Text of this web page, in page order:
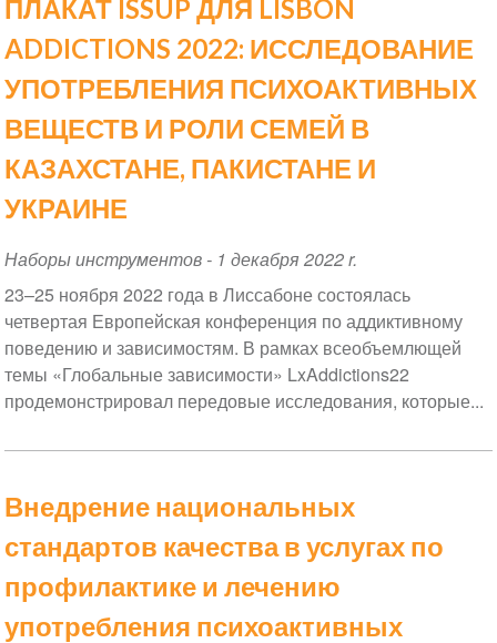
ПЛАКАТ ISSUP ДЛЯ LISBON
ADDICTIONS 2022: ИССЛЕДОВАНИЕ
УПОТРЕБЛЕНИЯ ПСИХОАКТИВНЫХ
ВЕЩЕСТВ И РОЛИ СЕМЕЙ В
КАЗАХСТАНЕ, ПАКИСТАНЕ И
УКРАИНЕ
Наборы инструментов- 1 декабря 2022 r.
23–25 ноября 2022 года в Лиссабоне состоялась
четвертая Европейская конференция по аддиктивному
поведению и зависимостям. В рамках всеобъемлющей
темы «Глобальные зависимости» LxAddictions22
продемонстрировал передовые исследования, которые...
Внедрение национальных
стандартов качества в услугах по
профилактике и лечению
употребления психоактивных